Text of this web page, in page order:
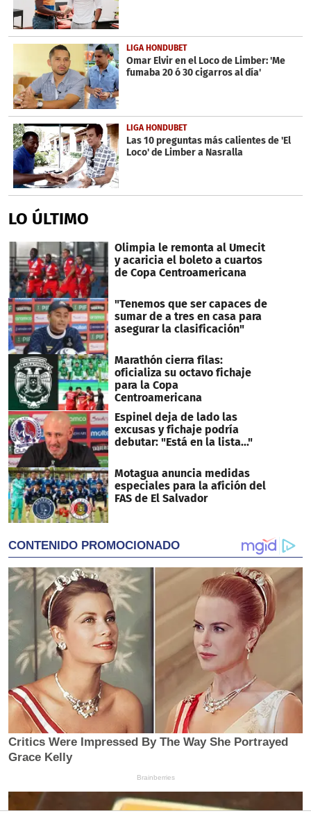
LIGA HONDUBET
Omar Elvir en el Loco de Limber: 'Me
fumaba 20 ó 30 cigarros al día'
LIGA HONDUBET
Las 10 preguntas más calientes de 'El
Loco' de Limber a Nasralla
LO ÚLTIMO
Olimpia le remonta al Umecit
y acaricia el boleto a cuartos
de Copa Centroamericana
"Tenemos que ser capaces de
sumar de a tres en casa para
asegurar la clasificación"
Marathón cierra filas:
oficializa su octavo fichaje
para la Copa
Centroamericana
Espinel deja de lado las
excusas y fichaje podría
debutar: "Está en la lista..."
Motagua anuncia medidas
especiales para la afición del
FAS de El Salvador